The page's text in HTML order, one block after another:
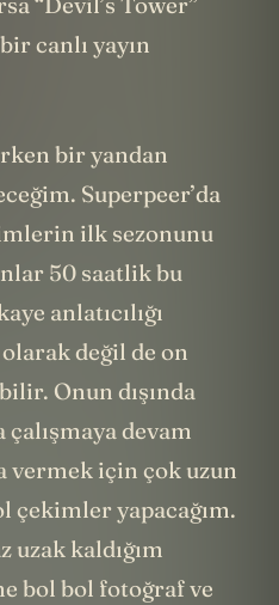
canlı yayın
bir yandan
Superpeer’da
ilk sezonunu
50 saatlik bu
anlatıcılığı
değil de on
Onun dışında
çalışmaya devam
vermek için çok uzun
çekimler yapacağım.
uzak kaldığım
bol bol fotoğraf ve